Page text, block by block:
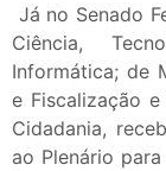
Já no Senado
Ciência,
Informática; de
e Fiscalização
Cidadania,
ao Plenário